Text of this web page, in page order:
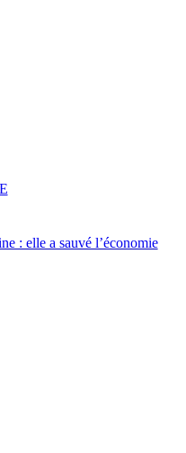
: elle a sauvé l’économie